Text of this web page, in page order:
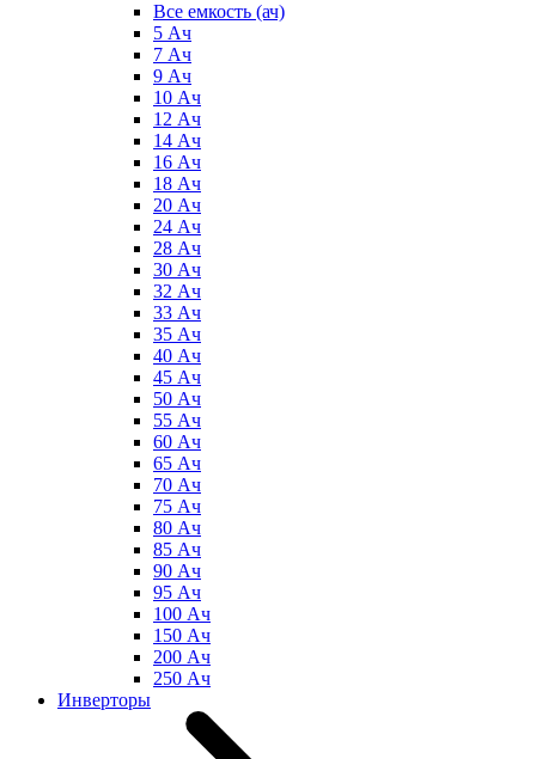
Все емкость (ач)
5 Ач
7 Ач
9 Ач
10 Ач
12 Ач
14 Ач
16 Ач
18 Ач
20 Ач
24 Ач
28 Ач
30 Ач
32 Ач
33 Ач
35 Ач
40 Ач
45 Ач
50 Ач
55 Ач
60 Ач
65 Ач
70 Ач
75 Ач
80 Ач
85 Ач
90 Ач
95 Ач
100 Ач
150 Ач
200 Ач
250 Ач
Инверторы